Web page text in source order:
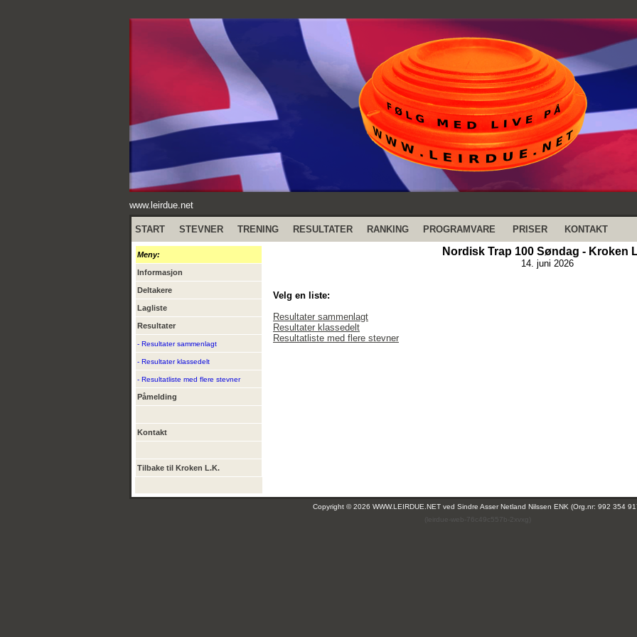
www.leirdue.net
START STEVNER TRENING RESULTATER RANKING PROGRAMVARE PRISER KONTAKT
Meny:
Informasjon
Deltakere
Lagliste
Resultater
- Resultater sammenlagt
- Resultater klassedelt
- Resultatliste med flere stevner
Påmelding
Kontakt
Tilbake til Kroken L.K.
Nordisk Trap 100 Søndag - Kroken
14. juni 2026
Velg en liste:
Resultater sammenlagt
Resultater klassedelt
Resultatliste med flere stevner
Copyright © 2026 WWW.LEIRDUE.NET ved Sindre Asser Netland Nilssen ENK (Org.nr: 992 354
(leirdue-web-76c49c557b-2xvxg)